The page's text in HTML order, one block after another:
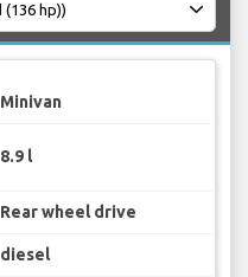
Minivan
8.9 l
Rear wheel drive
diesel